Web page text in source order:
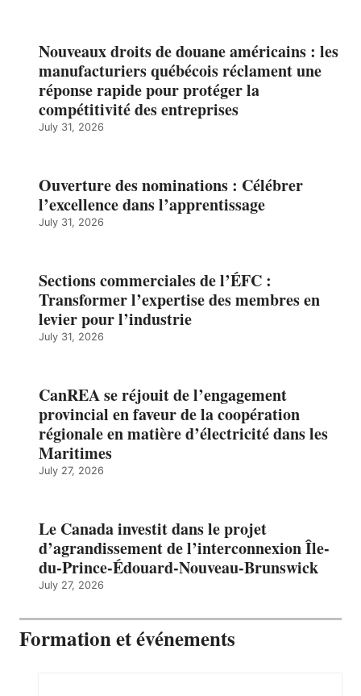
Nouveaux droits de douane américains : les
manufacturiers québécois réclament une
réponse rapide pour protéger la
compétitivité des entreprises
July 31, 2026
Ouverture des nominations : Célébrer
l’excellence dans l’apprentissage
July 31, 2026
Sections commerciales de l’ÉFC :
Transformer l’expertise des membres en
levier pour l’industrie
July 31, 2026
CanREA se réjouit de l’engagement
provincial en faveur de la coopération
régionale en matière d’électricité dans les
Maritimes
July 27, 2026
Le Canada investit dans le projet
d’agrandissement de l’interconnexion Île-
du-Prince-Édouard-Nouveau-Brunswick
July 27, 2026
Formation et événements